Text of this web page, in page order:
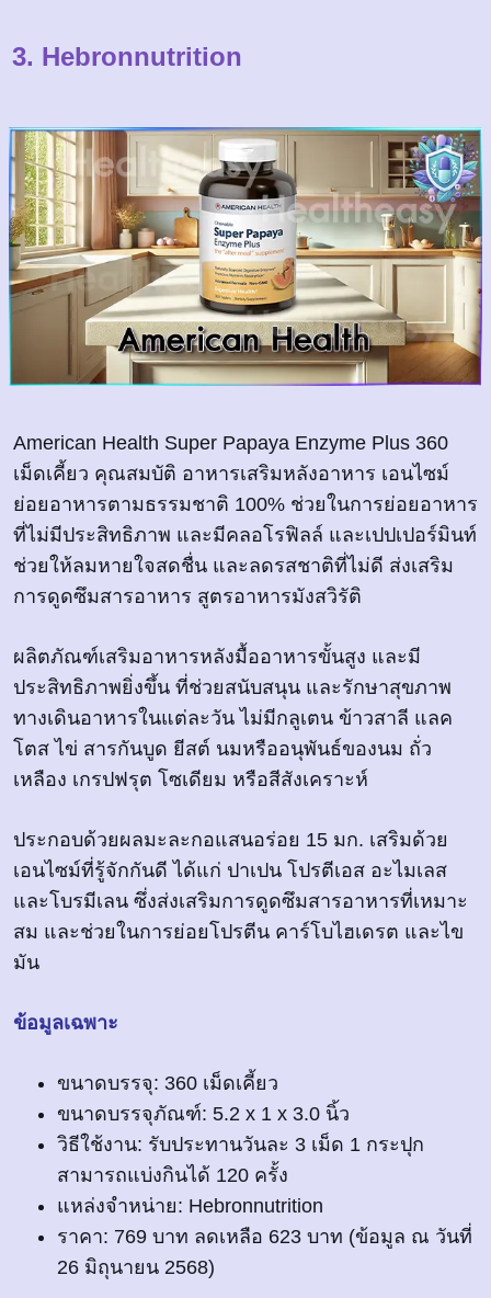
3. Hebronnutrition
American Health Super Papaya Enzyme Plus 360
เม็ดเคี้ยว คุณสมบัติ อาหารเสริมหลังอาหาร เอนไซม์
ย่อยอาหารตามธรรมชาติ 100% ช่วยในการย่อยอาหาร
ที่ไม่มีประสิทธิภาพ และมีคลอโรฟิลล์ และเปปเปอร์มินท์
ช่วยให้ลมหายใจสดชื่น และลดรสชาติที่ไม่ดี ส่งเสริม
การดูดซึมสารอาหาร สูตรอาหารมังสวิรัติ
ผลิตภัณฑ์เสริมอาหารหลังมื้ออาหารขั้นสูง และมี
ประสิทธิภาพยิ่งขึ้น ที่ช่วยสนับสนุน และรักษาสุขภาพ
ทางเดินอาหารในแต่ละวัน ไม่มีกลูเตน ข้าวสาลี แลค
โตส ไข่ สารกันบูด ยีสต์ นมหรืออนุพันธ์ของนม ถั่ว
เหลือง เกรปฟรุต โซเดียม หรือสีสังเคราะห์
ประกอบด้วยผลมะละกอแสนอร่อย 15 มก. เสริมด้วย
เอนไซม์ที่รู้จักกันดี ได้แก่ ปาเปน โปรตีเอส อะไมเลส
และโบรมีเลน ซึ่งส่งเสริมการดูดซึมสารอาหารที่เหมาะ
สม และช่วยในการย่อยโปรตีน คาร์โบไฮเดรต และไข
มัน
ข้อมูลเฉพาะ
ขนาดบรรจุ: 360 เม็ดเคี้ยว
ขนาดบรรจุภัณฑ์: 5.2 x 1 x 3.0 นิ้ว
วิธีใช้งาน: รับประทานวันละ 3 เม็ด 1 กระปุก
สามารถแบ่งกินได้ 120 ครั้ง
แหล่งจำหน่าย: Hebronnutrition
ราคา: 769 บาท ลดเหลือ 623 บาท (ข้อมูล ณ วันที่
26 มิถุนายน 2568)